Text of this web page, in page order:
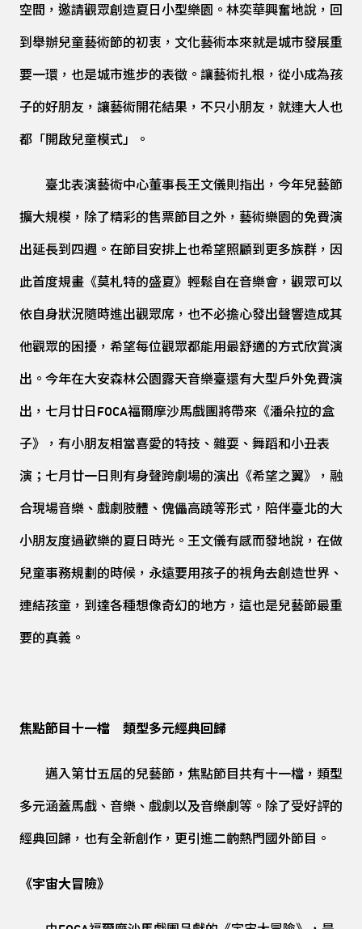
空間，邀請觀眾創造夏日小型樂園。林奕華興奮地說，回
到舉辦兒童藝術節的初衷，文化藝術本來就是城市發展重
要一環，也是城市進步的表徵。讓藝術扎根，從小成為孩
子的好朋友，讓藝術開花結果，不只小朋友，就連大人也
都「開啟兒童模式」。
臺北表演藝術中心董事長王文儀則指出，今年兒藝節
擴大規模，除了精彩的售票節目之外，藝術樂園的免費演
出延長到四週。在節目安排上也希望照顧到更多族群，因
此首度規畫《莫札特的盛夏》輕鬆自在音樂會，觀眾可以
依自身狀況隨時進出觀眾席，也不必擔心發出聲響造成其
他觀眾的困擾，希望每位觀眾都能用最舒適的方式欣賞演
出。今年在大安森林公園露天音樂臺還有大型戶外免費演
出，七月廿日FOCA福爾摩沙馬戲團將帶來《潘朵拉的盒
子》，有小朋友相當喜愛的特技、雜耍、舞蹈和小丑表
演；七月廿一日則有身聲跨劇場的演出《希望之翼》，融
合現場音樂、戲劇肢體、傀儡高蹺等形式，陪伴臺北的大
小朋友度過歡樂的夏日時光。王文儀有感而發地說，在做
兒童事務規劃的時候，永遠要用孩子的視角去創造世界、
連結孩童，到達各種想像奇幻的地方，這也是兒藝節最重
要的真義。
焦點節目十一檔 類型多元經典回歸
邁入第廿五屆的兒藝節，焦點節目共有十一檔，類型
多元涵蓋馬戲、音樂、戲劇以及音樂劇等。除了受好評的
經典回歸，也有全新創作，更引進二齣熱門國外節目。
《宇宙大冒險》